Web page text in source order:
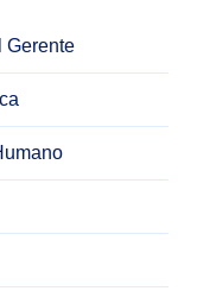
Gerente